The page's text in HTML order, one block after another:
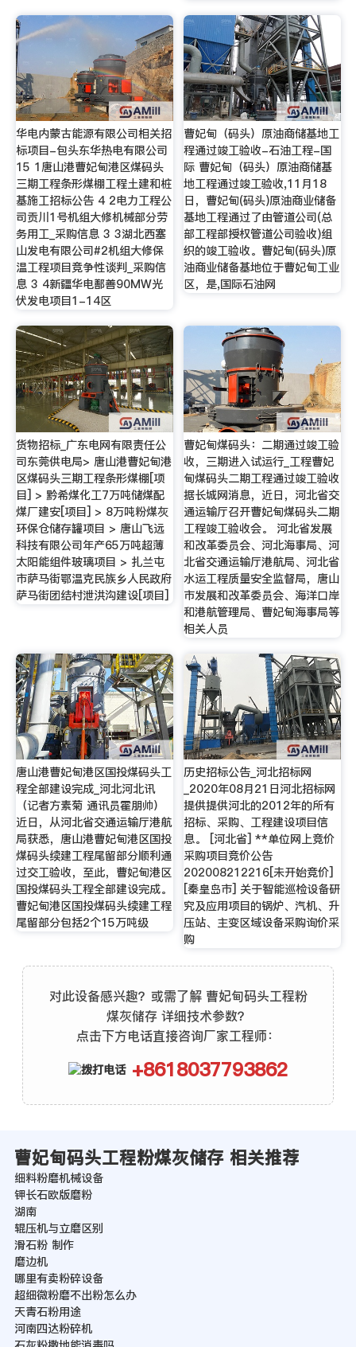
华电内蒙古能源有限公司相关招
标项目-包头东华热电有限公司
15 1唐山港曹妃甸港区煤码头
三期工程条形煤棚工程土建和桩
基施工招标公告 4 2电力工程公
司贡川1号机组大修机械部分劳
务用工_采购信息 3 3湖北西塞
山发电有限公司#2机组大修保
温工程项目竞争性谈判_采购信
息 3 4新疆华电鄯善90MW光
伏发电项目1-14区
曹妃甸（码头）原油商储基地工
程通过竣工验收-石油工程-国
际 曹妃甸（码头）原油商储基
地工程通过竣工验收,11月18
日，曹妃甸(码头)原油商业储备
基地工程通过了由管道公司(总
部工程部授权管道公司验收)组
织的竣工验收。曹妃甸(码头)原
油商业储备基地位于曹妃甸工业
区，是,国际石油网
货物招标_广东电网有限责任公
司东莞供电局> 唐山港曹妃甸港
区煤码头三期工程条形煤棚[项
目] > 黔希煤化工7万吨储煤配
煤厂建安[项目] > 8万吨粉煤灰
环保仓储存罐项目 > 唐山飞远
科技有限公司年产65万吨超薄
太阳能组件玻璃项目 > 扎兰屯
市萨马街鄂温克民族乡人民政府
萨马街团结村泄洪沟建设[项目]
曹妃甸煤码头：二期通过竣工验
收，三期进入试运行_工程曹妃
甸煤码头二期工程通过竣工验收
据长城网消息，近日，河北省交
通运输厅召开曹妃甸煤码头二期
工程竣工验收会。 河北省发展
和改革委员会、河北海事局、河
北省交通运输厅港航局、河北省
水运工程质量安全监督局，唐山
市发展和改革委员会、海洋口岸
和港航管理局、曹妃甸海事局等
相关人员
唐山港曹妃甸港区国投煤码头工
程全部建设完成_河北河北讯
（记者方素菊 通讯员霍朋帅）
近日，从河北省交通运输厅港航
局获悉，唐山港曹妃甸港区国投
煤码头续建工程尾留部分顺利通
过交工验收，至此，曹妃甸港区
国投煤码头工程全部建设完成。
曹妃甸港区国投煤码头续建工程
尾留部分包括2个15万吨级
历史招标公告_河北招标网
_2020年08月21日河北招标网
提供提供河北的2012年的所有
招标、采购、工程建设项目信
息。 [河北省] **单位网上竞价
采购项目竞价公告
202008212216[未开始竞价]
[秦皇岛市] 关于智能巡检设备研
究及应用项目的锅炉、汽机、升
压站、主变区域设备采购询价采
购
对此设备感兴趣？或需了解 曹妃甸码头工程粉
煤灰储存 详细技术参数？
点击下方电话直接咨询厂家工程师：
+8618037793862
曹妃甸码头工程粉煤灰储存 相关推荐
细料粉磨机械设备
钾长石欧版磨粉
湖南
辊压机与立磨区别
滑石粉 制作
磨边机
哪里有卖粉碎设备
超细微粉磨不出粉怎么办
天青石粉用途
河南四达粉碎机